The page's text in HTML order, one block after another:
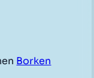
Borken